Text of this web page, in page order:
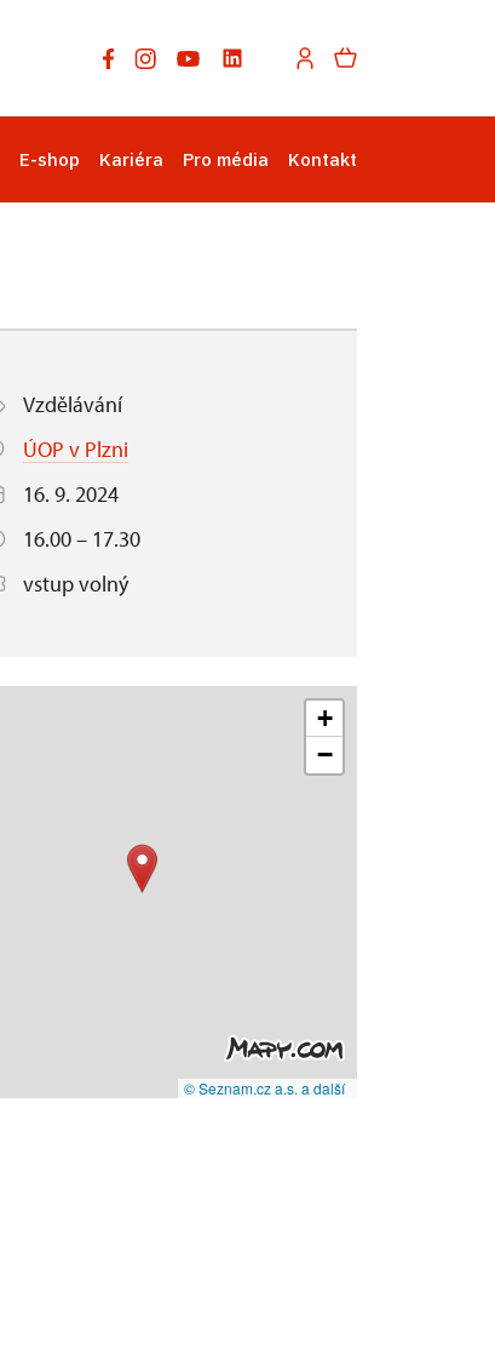
E-shop Kariéra Pro média Kontakt
Vzdělávání
ÚOP v Plzni
16. 9. 2024
16.00 – 17.30
vstup volný
+
−
© Seznam.cz a.s. a další